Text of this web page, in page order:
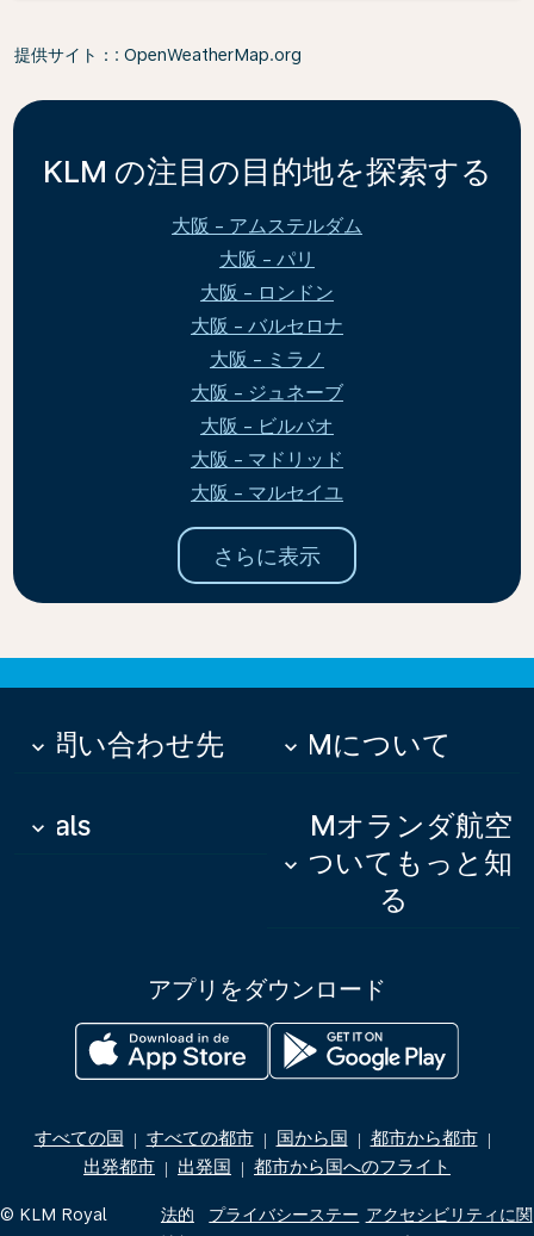
提供サイト： : OpenWeatherMap.org
KLM の注目の目的地を探索する
大阪 - アムステルダム
大阪 - パリ
大阪 - ロンドン
大阪 - バルセロナ
大阪 - ミラノ
大阪 - ジュネーブ
大阪 - ビルバオ
大阪 - マドリッド
大阪 - マルセイユ
さらに表示
お問い合わせ先
keyboard_arrow_down KLMについて
keyboard_arrow_down
Deals
keyboard_arrow_down
KLMオランダ航空
についてもっと知
る
keyboard_arrow_down
アプリをダウンロード
すべての国 | すべての都市 | 国から国 | 都市から都市 |
出発都市 | 出発国 | 都市から国へのフライト
© KLM Royal
法的
プライバシーステー アクセシビリティに関